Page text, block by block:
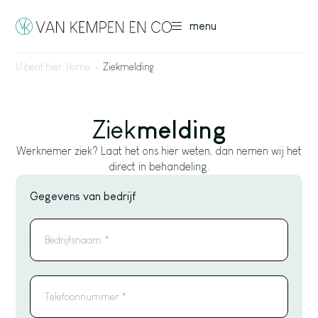
menu
U bent hier: Home › Ziekmelding
Ziekmelding
Werknemer ziek? Laat het ons hier weten, dan nemen wij het
direct in behandeling.
Gegevens van bedrijf
Bedrijfsnaam
Telefoonnummer